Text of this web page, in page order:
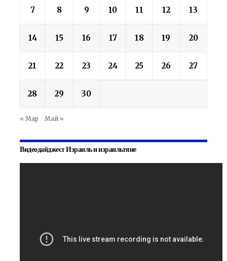
7 8 9 10 11 12 13
14 15 16 17 18 19 20
21 22 23 24 25 26 27
28 29 30
« Мар Май »
Видеодайджест Израиль и израильтяне